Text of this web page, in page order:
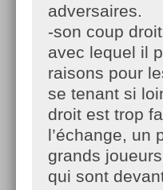
adversaires.
-son coup
avec lequel il
raisons pour
se tenant si
droit est trop
l’échange, un
grands
qui sont